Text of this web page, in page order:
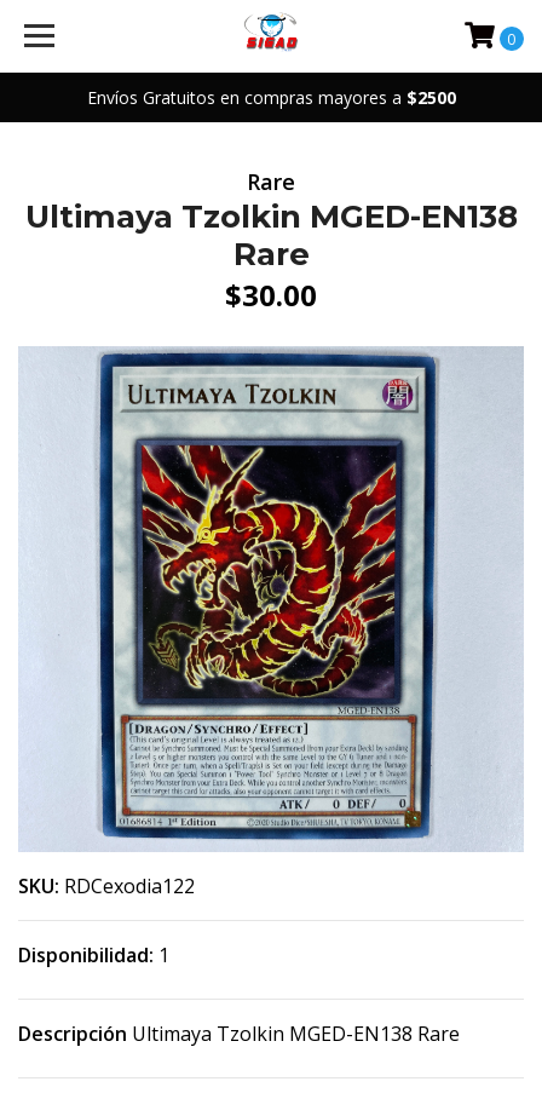
Envíos Gratuitos en compras mayores a $2500
0
Rare
Ultimaya Tzolkin MGED-EN138
Rare
$30.00
SKU: RDCexodia122
Disponibilidad: 1
Descripción Ultimaya Tzolkin MGED-EN138 Rare